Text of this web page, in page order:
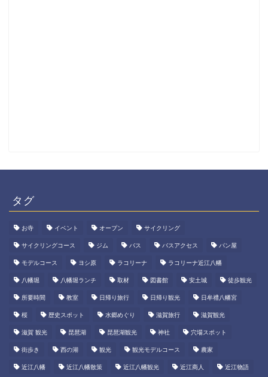
タグ
お寺 イベント オープン サイクリング
サイクリングコース ジム バス バスアクセス パン屋
モデルコース ヨシ原 ラコリーナ ラコリーナ近江八幡
八幡堀 八幡堀ランチ 取材 図書館 安土城 徒歩観光
所要時間 教室 日帰り旅行 日帰り観光 日牟禮八幡宮
桜 歴史スポット 水郷めぐり 滋賀旅行 滋賀観光
滋賀 観光 琵琶湖 琵琶湖観光 神社 穴場スポット
街歩き 西の湖 観光 観光モデルコース 農家
近江八幡 近江八幡散策 近江八幡観光 近江商人 近江物語